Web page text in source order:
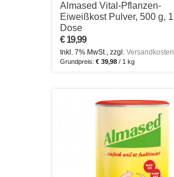
Almased Vital-Pflanzen-
Eiweißkost Pulver, 500 g, 1
Dose
€ 19,99
Inkl. 7% MwSt., zzgl. Versandkosten
Grundpreis: € 39,98 / 1 kg